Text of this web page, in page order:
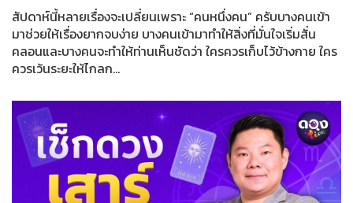
สัปดาห์นี้หลายเรื่องจะเปลี่ยนเพราะ “คนหนึ่งคน” ครับบางคนเข้า
มาช่วยให้เรื่องยากจบง่าย บางคนเข้ามาทำให้สิ่งที่มั่นใจเริ่มสั่น
คลอนและบางคนจะทำให้ท่านเห็นชัดว่า ใครควรเก็บไว้ข้างกาย ใคร
ควรเว้นระยะให้ไกลก...